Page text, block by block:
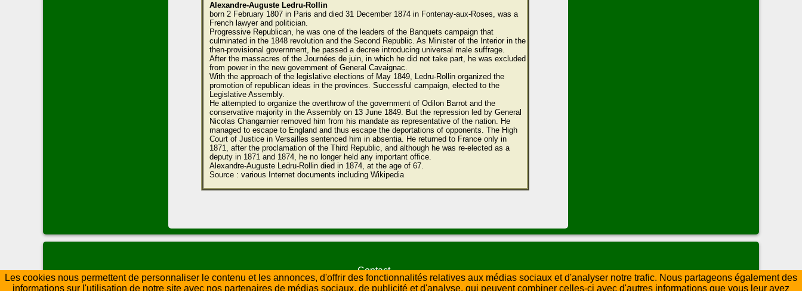
Alexandre-Auguste Ledru-Rollin
born 2 February 1807 in Paris and died 31 December 1874 in Fontenay-aux-Roses, was a
French lawyer and politician.
Progressive Republican, he was one of the leaders of the Banquets campaign that
culminated in the 1848 revolution and the Second Republic. As Minister of the Interior in the
then-provisional government, he passed a decree introducing universal male suffrage.
After the massacres of the Journées de juin, in which he did not take part, he was excluded
from power in the new government of General Cavaignac.
With the approach of the legislative elections of May 1849, Ledru-Rollin organized the
promotion of republican ideas in the provinces. Successful campaign, elected to the
Legislative Assembly.
He attempted to organize the overthrow of the government of Odilon Barrot and the
conservative majority in the Assembly on 13 June 1849. But the repression led by General
Nicolas Changarnier removed him from his mandate as representative of the nation. He
managed to escape to England and thus escape the deportations of opponents. The High
Court of Justice in Versailles sentenced him in absentia. He returned to France only in
1871, after the proclamation of the Third Republic, and although he was re-elected as a
deputy in 1871 and 1874, he no longer held any important office.
Alexandre-Auguste Ledru-Rollin died in 1874, at the age of 67.
Source : various Internet documents including Wikipedia
Les graveurs
Contact
Lexique
liens par numéros
Les cookies nous permettent de personnaliser le contenu et les annonces, d'offrir des fonctionnalités relatives aux médias sociaux et d'analyser notre trafic. Nous partageons également des
informations sur l'utilisation de notre site avec nos partenaires de médias sociaux, de publicité et d'analyse, qui peuvent combiner celles-ci avec d'autres informations que vous leur avez